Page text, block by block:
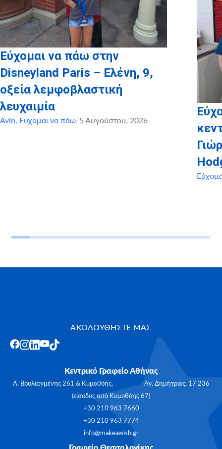
Εύχομαι να πάω στην
Disneyland Paris – Ελένη, 9,
οξεία λεμφοβλαστική
λευχαιμία
Avin, Εύχομαι να πάω/5 Αυγούστου, 2026
ΑΚΟΛΟΥΘΗΣΤΕ ΜΑΣ
Κεντρικό Γραφείο Αθήνας
Λ. Βουλιαγμένης 261 & Κυμοθόης, Αγ. Δημήτριος, 17 236
(είσοδος από Κυμοθόης 67)
+30 210 963 7660
+30 210 963 7774
info@makeawish.gr